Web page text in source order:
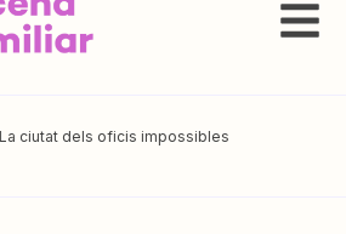
ciutat dels oficis impossibles